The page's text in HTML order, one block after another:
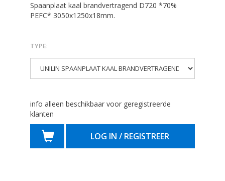
Spaanplaat kaal brandvertragend D720 *70%
PEFC* 3050x1250x18mm.
TYPE:
info alleen beschikbaar voor geregistreerde
klanten
LOG IN / REGISTREER